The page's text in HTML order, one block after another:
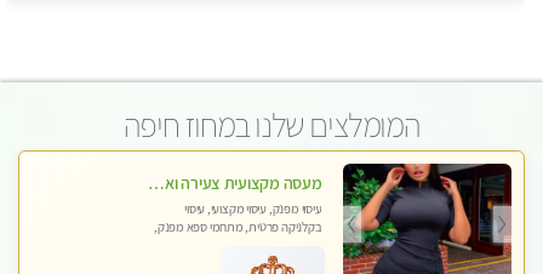
המומלצים שלנו במחוז חיפה
מעסה מקצועית צעירה ואיכותית בקרית- חיים
עיסוי מפנק, עיסוי מקצועי, עיסוי
בקלניקה פרטית, מתחמי ספא מפנק,